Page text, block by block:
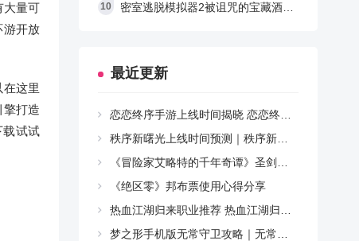
大量可
游开放
这里
擎打造
试试
密室逃脱模拟器2被诅咒的宝藏酒馆全代币收集
最近更新
恋恋终序手游上线时间揭晓 恋恋终序正式公测日期公布
秩序新曙光上线时间预测｜秩序新曙光什么时候上线
《冒险家艾略特的千年奇谭》圣剑光耀之刃获得方法介绍
《绝区零》邦布票使用心得分享
热血江湖归来职业推荐 热血江湖归来零氪玩家首选职业指南
梦之形手机版无常守卫攻略｜无常守卫打法技巧与弱点解析